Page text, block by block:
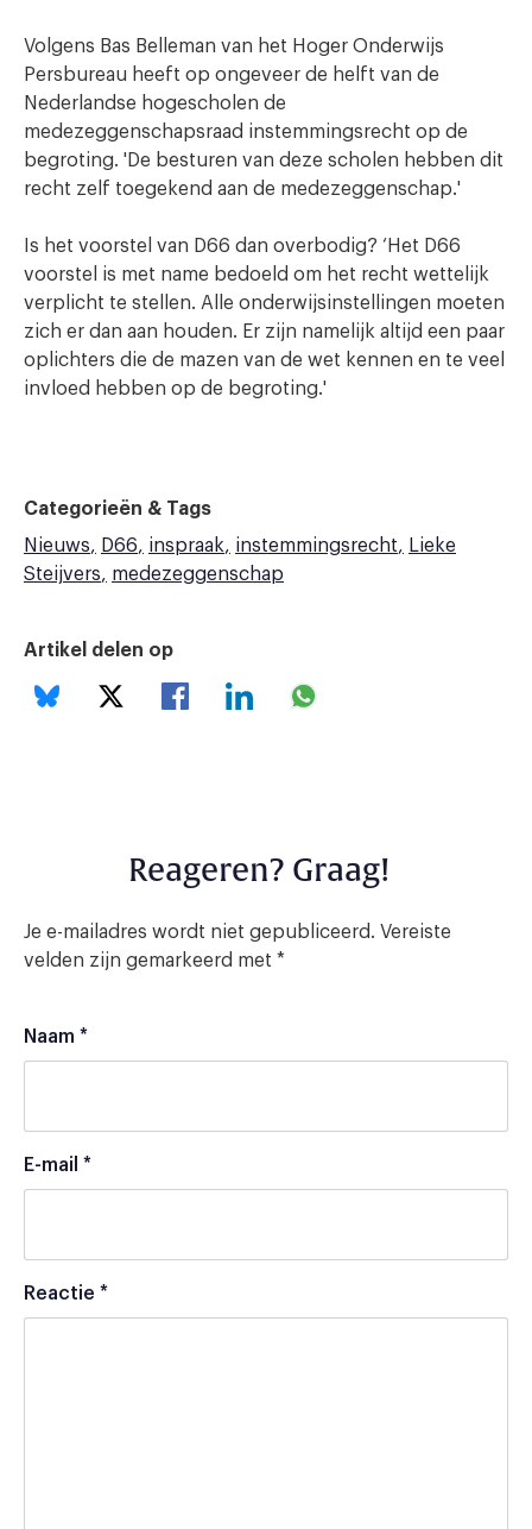
Volgens Bas Belleman van het Hoger Onderwijs
Persbureau heeft op ongeveer de helft van de
Nederlandse hogescholen de
medezeggenschapsraad instemmingsrecht op de
begroting. 'De besturen van deze scholen hebben dit
recht zelf toegekend aan de medezeggenschap.'
Is het voorstel van D66 dan overbodig? ‘Het D66
voorstel is met name bedoeld om het recht wettelijk
verplicht te stellen. Alle onderwijsinstellingen moeten
zich er dan aan houden. Er zijn namelijk altijd een paar
oplichters die de mazen van de wet kennen en te veel
invloed hebben op de begroting.'
Categorieën & Tags
Nieuws
D66 inspraak instemmingsrecht
Lieke
Steijvers
medezeggenschap
Artikel delen op
Reageren? Graag!
Je e-mailadres wordt niet gepubliceerd. Vereiste
velden zijn gemarkeerd met *
Naam *
E-mail *
Reactie *